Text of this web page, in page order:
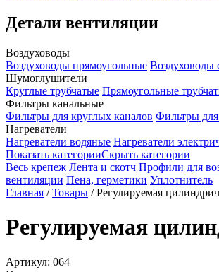
Детали вентиляции
Воздуховоды
Воздуховоды прямоугольные Воздуховоды
Шумоглушители
Круглые трубчатые Прямоугольные
Фильтры канальные
Фильтры для круглых каналов Фильтры
Нагреватели
Нагреватели водяные Нагреватели
Показать категорииСкрыть категории
Весь крепеж Лента и скотч Профили для
вентиляции Пена, герметики Уплотнитель
Главная /Товары /Регулируемая
Регулируемая
Артикул: 064